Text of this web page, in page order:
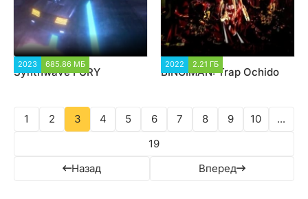
2023 685.86 МБ
Synthwave FURY
2022 2.21 ГБ
BINGIMAN: Trap Ochido
Назад
1 2 3 4 5 6 7 8 9 10
...
19
Вперед